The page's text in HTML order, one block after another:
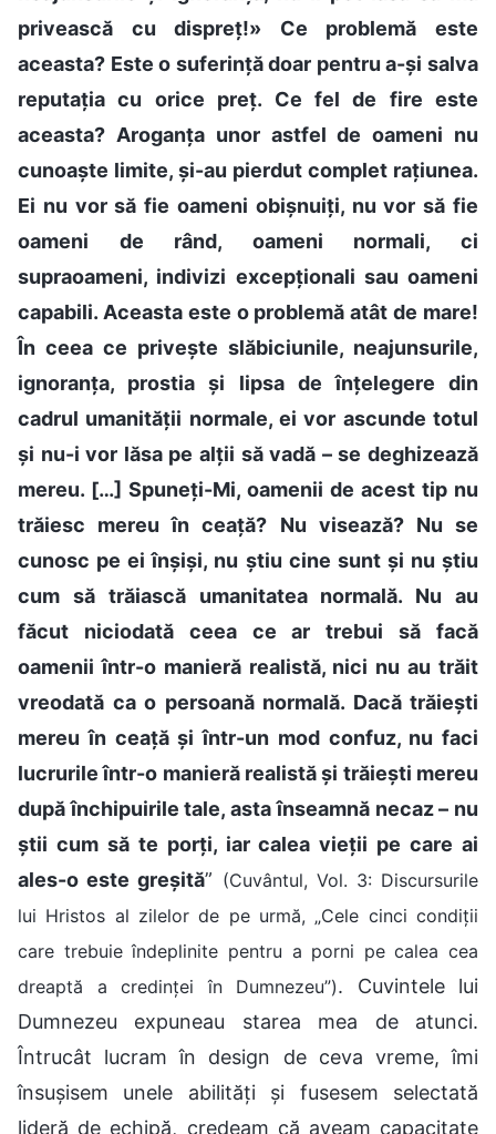
privească cu dispreț!» Ce problemă este
aceasta? Este o suferință doar pentru a-și salva
reputația cu orice preț. Ce fel de fire este
aceasta? Aroganța unor astfel de oameni nu
cunoaște limite, și-au pierdut complet rațiunea.
Ei nu vor să fie oameni obișnuiți, nu vor să fie
oameni de rând, oameni normali, ci
supraoameni, indivizi excepționali sau oameni
capabili. Aceasta este o problemă atât de mare!
În ceea ce privește slăbiciunile, neajunsurile,
ignoranța, prostia și lipsa de înțelegere din
cadrul umanității normale, ei vor ascunde totul
și nu-i vor lăsa pe alții să vadă – se deghizează
mereu. […] Spuneți-Mi, oamenii de acest tip nu
trăiesc mereu în ceață? Nu visează? Nu se
cunosc pe ei înșiși, nu știu cine sunt și nu știu
cum să trăiască umanitatea normală. Nu au
făcut niciodată ceea ce ar trebui să facă
oamenii într-o manieră realistă, nici nu au trăit
vreodată ca o persoană normală. Dacă trăiești
mereu în ceață și într-un mod confuz, nu faci
lucrurile într-o manieră realistă și trăiești mereu
după închipuirile tale, asta înseamnă necaz – nu
știi cum să te porți, iar calea vieții pe care ai
ales-o este greșită” (Cuvântul, Vol. 3: Discursurile
lui Hristos al zilelor de pe urmă, „Cele cinci condiții
care trebuie îndeplinite pentru a porni pe calea cea
dreaptă a credinței în Dumnezeu”). Cuvintele lui
Dumnezeu expuneau starea mea de atunci.
Întrucât lucram în design de ceva vreme, îmi
însușisem unele abilități și fusesem selectată
lideră de echipă, credeam că aveam capacitate